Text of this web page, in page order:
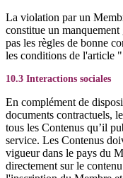
La violation par un
constitue un
pas les règles de bonne
les conditions de l'article
10.3 Interactions sociales
En complément de
documents contractuels,
tous les Contenus qu’il
service. Les Contenus
vigueur dans le pays du
directement sur le